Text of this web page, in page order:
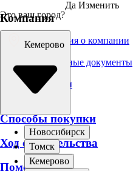
Компания
Информация о компании
Вакансии
Официальные документы
Брендбук
Для прессы
Новости
Способы покупки
Ход строительства
Помощь
Это ваш город?
Да Изменить
Кемерово
Новосибирск
Томск
Кемерово